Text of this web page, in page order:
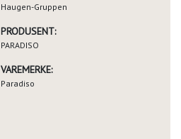
Haugen-Gruppen
PRODUSENT:
PARADISO
VAREMERKE:
Paradiso